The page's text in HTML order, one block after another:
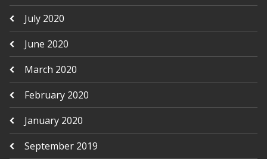
July 2020
June 2020
March 2020
February 2020
January 2020
September 2019